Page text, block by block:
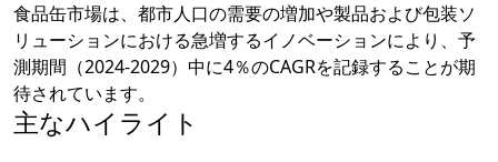
食品缶市場は、都市人口の需要の増加や製品および包装ソ
リューションにおける急増するイノベーションにより、予
測期間（2024-2029）中に4％のCAGRを記録することが期
待されています。
主なハイライト